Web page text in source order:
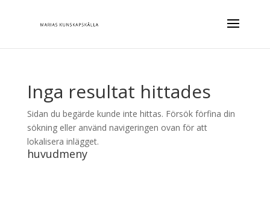
Inga resultat hittades
Sidan du begärde kunde inte hittas. Försök förfina din
sökning eller använd navigeringen ovan för att
lokalisera inlägget.
huvudmeny